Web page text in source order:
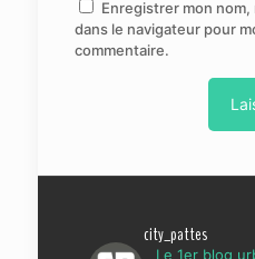
Enregistrer mon
dans le navigateur pour
commentaire.
city_pattes
Le 1er blog